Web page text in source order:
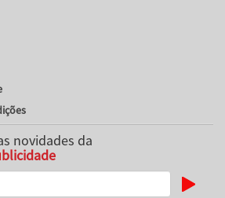
novidades da